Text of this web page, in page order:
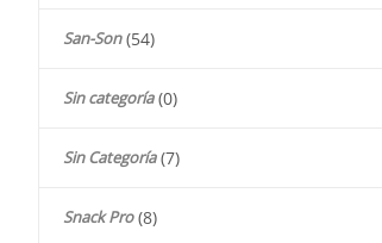
San-Son (54)
Sin categoría (0)
Sin Categoría (7)
Snack Pro (8)